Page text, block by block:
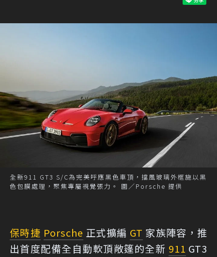
全新911 GT3 S/C為完美呼應黑色車頂，擋風玻璃外框施以黑
色包膜處理，聚焦專屬視覺張力。 圖／Porsche 提供
保時捷 Porsche 正式擴編 GT 家族陣容，推
出首度配備全自動軟頂敞篷的全新 911 GT3